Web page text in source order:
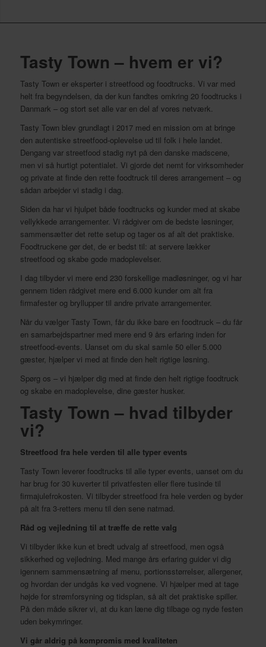
Tasty Town – hvem er vi?
Tasty Town er eksperter i streetfood og foodtrucks. Vi var med
helt fra begyndelsen, da der kun fandtes omkring 20 foodtrucks i
Danmark – og stort set alle var en del af vores netværk.
Tasty Town blev grundlagt i 2017 med en mission om at bringe
den autentiske streetfood-oplevelse ud til folk i hele landet.
Dengang var streetfood stadig nyt på den danske madscene,
men vi så hurtigt potentialet. Vi gjorde det nemt for virksomheder
og private at finde den rette foodtruck til deres arrangement – og
sådan arbejder vi stadig i dag.
Siden da har vi hjulpet både foodtrucks og kunder med at skabe
vellykkede arrangementer. Vi rådgiver om de bedste løsninger,
sammensætter det rette setup og tager os af alt det praktiske.
Foodtruckene gør det, de er bedst til: at servere lækker
streetfood og skabe gode madoplevelser.
I dag tilbyder vi mere end 230 forskellige madløsninger, og vi har
gennem tiden rådgivet mere end 6.000 kunder om alt fra
firmafester og bryllupper til andre private arrangementer.
Når du vælger Tasty Town, får du ikke bare en foodtruck – du får
en samarbejdspartner med mere end 9 års erfaring inden for
streetfood-events. Uanset om du skal samle 50 eller 5.000
gæster, hjælper vi med at finde den helt rigtige løsning.
Spørg os – vi hjælper dig med at finde den helt rigtige foodtruck
og skabe en madoplevelse, dine gæster husker.
Tasty Town – hvad tilbyder
vi?
Streetfood fra hele verden til alle typer events
Tasty Town leverer foodtrucks til alle typer events, uanset om du
har brug for 30 kuverter til privatfesten eller flere tusinde til
firmajulefrokosten. Vi tilbyder streetfood fra hele verden og byder
på alt fra 3-retters menu til den sene natmad.
Råd og vejledning til at træffe de rette valg
Vi tilbyder ikke kun et bredt udvalg af streetfood, men også
sikkerhed og vejledning. Med mange års erfaring guider vi dig
igennem sammensætning af menu, portionsstørrelser, allergener,
og hvordan der undgås kø ved vognene. Vi hjælper med at tage
højde for strømforsyning og tidsplan, så alt det praktiske spiller.
På den måde sikrer vi, at du kan læne dig tilbage og nyde festen
uden bekymringer.
Vi går aldrig på kompromis med kvaliteten